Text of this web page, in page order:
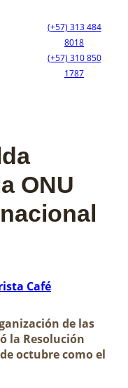
(+57) 313 484
8018
(+57) 310 850
1787
ONU
Café
de las
la Resolución
octubre como el